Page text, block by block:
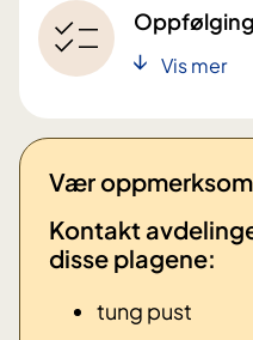
Oppfølging
Vis mer
Vær oppmerksom
Kontakt
disse plagene: ​
tung pust